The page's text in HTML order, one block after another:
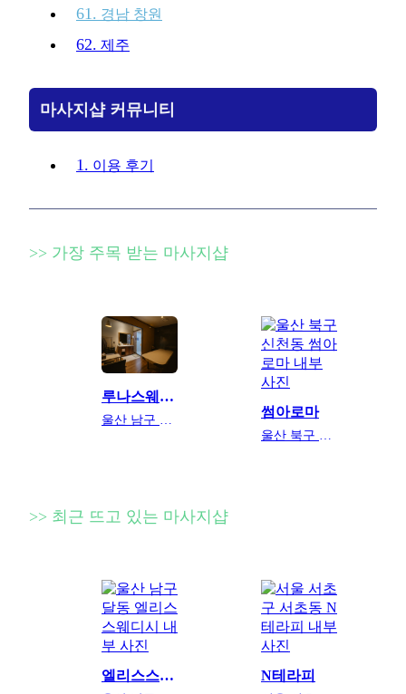
61. 경남 창원
62. 제주
마사지샵 커뮤니티
1. 이용 후기
>> 가장 주목 받는 마사지샵
루나스웨디시
썸아로마
>> 최근 뜨고 있는 마사지샵
엘리스스웨디시 N테라피